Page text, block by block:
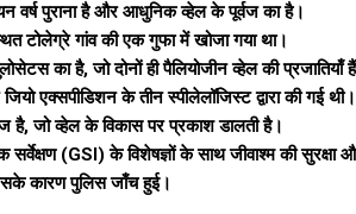
वर्ष पुराना है और आधुनिक व्हेल के पूर्वज का है।
टोलेग्रे गांव की एक गुफा में खोजा गया था।
का है, जो दोनों ही पैलियोजीन व्हेल की प्रजातियाँ
एक्सपीडिशन के तीन स्पीलेलॉजिस्ट द्वारा की गई थी।
है, जो व्हेल के विकास पर प्रकाश डालती है।
सर्वेक्षण (GSI) के विशेषज्ञों के साथ जीवाश्म की
कारण पुलिस जाँच हुई।